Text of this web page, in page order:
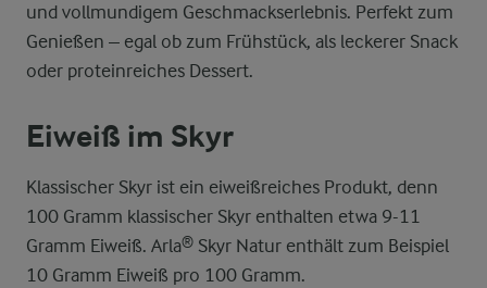
und vollmundigem Geschmackserlebnis. Perfekt zum
Genießen – egal ob zum Frühstück, als leckerer Snack
oder proteinreiches Dessert.
Eiweiß im Skyr
Klassischer Skyr ist ein eiweißreiches Produkt, denn
100 Gramm klassischer Skyr enthalten etwa 9-11
Gramm Eiweiß. Arla® Skyr Natur enthält zum Beispiel
10 Gramm Eiweiß pro 100 Gramm.